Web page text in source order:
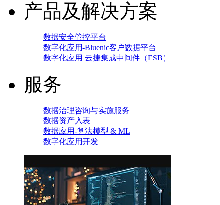
产品及解决方案
数据安全管控平台
数字化应用-Bluenic客户数据平台
数字化应用-云捷集成中间件（ESB）
服务
数据治理咨询与实施服务
数据资产入表
数据应用-算法模型 & ML
数字化应用开发